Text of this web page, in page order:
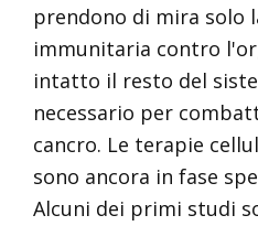
prendono di mira solo
immunitaria contro
intatto il resto del
necessario per
cancro. Le terapie
sono ancora in fase
Alcuni dei primi studi